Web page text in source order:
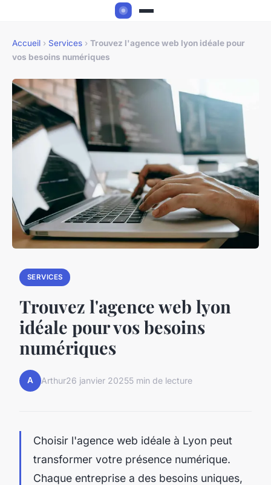
Accueil › Services › Trouvez l'agence web lyon idéale pour
vos besoins numériques
SERVICES
Trouvez l'agence web lyon
idéale pour vos besoins
numériques
A Arthur26 janvier 20255 min de lecture
Choisir l'agence web idéale à Lyon peut
transformer votre présence numérique.
Chaque entreprise a des besoins uniques,